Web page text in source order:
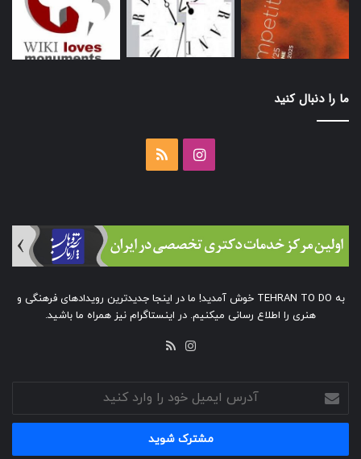
ما را دنبال کنید
اینستاگرام
به TEHRAN TO DO خوش آمدید! ما در اینجا جدیدترین رویدادهای فرهنگی و
هنری را اطلاع رسانی میکنیم. در اینستاگرام نیز همراه ما باشید.
اینستاگرام
آدرس
ایمیل
خود